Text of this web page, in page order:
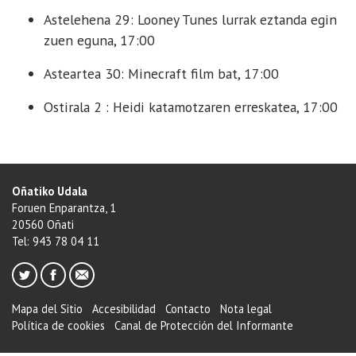
Astelehena 29: Looney Tunes lurrak eztanda egin
zuen eguna, 17:00
Asteartea 30: Minecraft film bat, 17:00
Ostirala 2 : Heidi katamotzaren erreskatea, 17:00
Oñatiko Udala
Foruen Enparantza, 1
20560 Oñati
Tel: 943 78 04 11
Mapa del Sitio Accesibilidad Contacto
Nota legal
Política de cookies
Canal de Protección del Informante